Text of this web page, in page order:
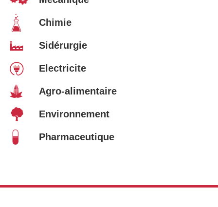
Chimie
Sidérurgie
Electricite
Agro-alimentaire
Environnement
Pharmaceutique